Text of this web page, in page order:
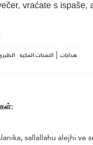
vraćate s ispaše,
النفحات المكية | هدايات
sallallahu alejhi ve